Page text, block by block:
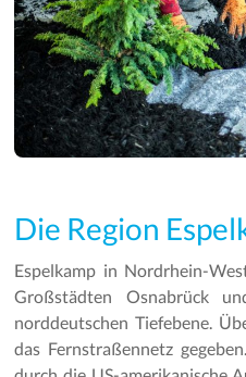
Die Region
Espelkamp in Nordrhein-
Großstädten Osnabrück
norddeutschen Tiefebene.
das Fernstraßennetz